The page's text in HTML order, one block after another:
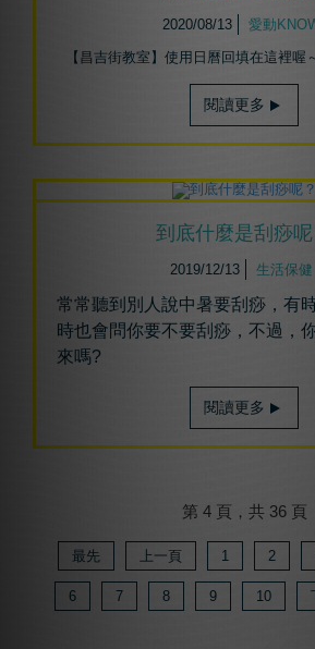
2020/08/13
愛動
【昌吉街教室】使用日曆回填在這裡喔
閱讀更多
到底什麼是刮痧呢
2019/12/13 生活保健
常常聽到別人說中暑要刮痧，有
時也會問你要不要刮痧，不過，
來嗎?
閱讀更多
第 4 頁，共 36 頁
最先 上一頁 1 2
6 7 8 9 10